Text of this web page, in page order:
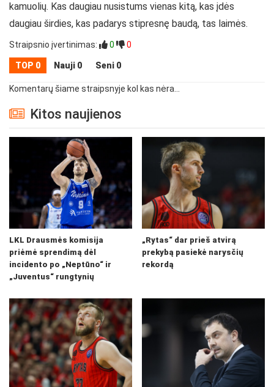
kamuolių. Kas daugiau nusistums vienas kitą, kas įdės
daugiau širdies, kas padarys stipresnę baudą, tas laimės.
Straipsnio įvertinimas: 0 0
TOP 0 Nauji 0 Seni 0
Komentarų šiame straipsnyje kol kas nėra...
Kitos naujienos
LKL Drausmės komisija
priėmė sprendimą dėl
incidento po „Neptūno“ ir
„Juventus“ rungtynių
„Rytas“ dar prieš atvirą
prekybą pasiekė narysčių
rekordą